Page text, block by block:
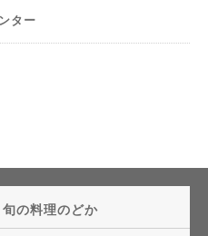
ター
の料理のどか